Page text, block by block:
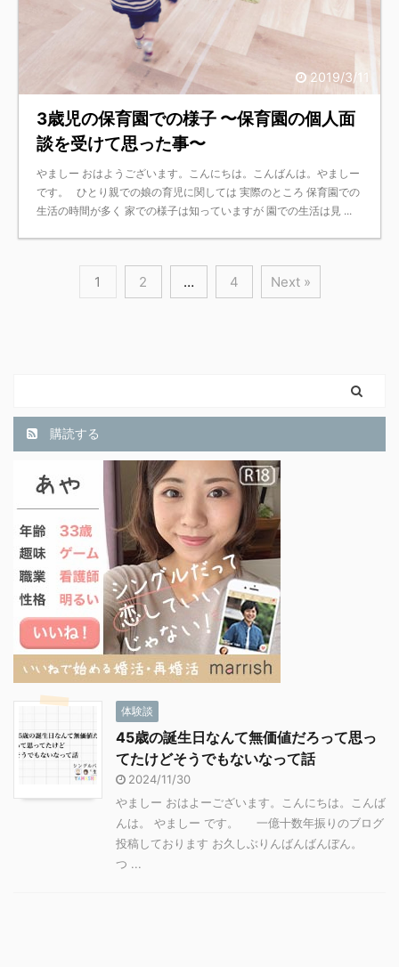
2019/3/11
3歳児の保育園での様子 〜保育園の個人面
談を受けて思った事〜
やましー おはようございます。こんにちは。こんばんは。やましー
です。 ひとり親での娘の育児に関しては 実際のところ 保育園での
生活の時間が多く 家での様子は知っていますが 園での生活は見 ...
1 2 … 4 Next »
購読する
体験談
45歳の誕生日なんて無価値だろって思っ
てたけどそうでもないなって話
2024/11/30
やましー おはよーございます。こんにちは。こんば
んは。 やましー です。 一億十数年振りのブログ
投稿しております お久しぶりんばんばんぼん。
つ ...